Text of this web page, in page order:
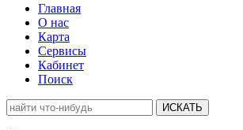
Главная
О нас
Карта
Сервисы
Кабинет
Поиск
ИСКАТЬ